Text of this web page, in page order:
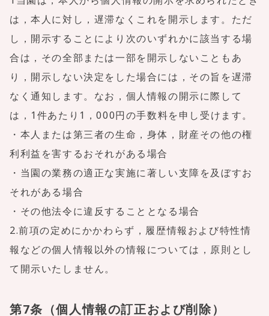
は，本人に対し，遅滞なくこれを開示します。ただ
し，開示することにより次のいずれかに該当する場
合は，その全部または一部を開示しないこともあ
り，開示しない決定をした場合には，その旨を遅滞
なく通知します。なお，個人情報の開示に際して
は，1件あたり1，000円の手数料を申し受けます。
・本人または第三者の生命，身体，財産その他の権
利利益を害するおそれがある場合
・当園の業務の適正な実施に著しい支障を及ぼすお
それがある場合
・その他法令に違反することとなる場合
2.前項の定めにかかわらず，履歴情報および特性情
報などの個人情報以外の情報については，原則とし
て開示いたしません。
第7条（個人情報の訂正および削除）